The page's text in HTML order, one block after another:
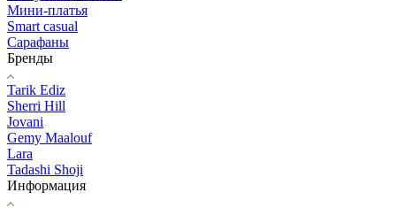
Мини-платья
Smart casual
Сарафаны
Бренды
Tarik Ediz
Sherri Hill
Jovani
Gemy Maalouf
Lara
Tadashi Shoji
Информация